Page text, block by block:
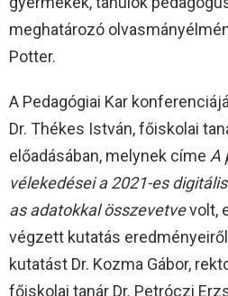
meghatározó
Potter.
A Pedagógiai Kar
Dr. Thékes István, főiskolai
előadásában, melynek címe A
vélekedései a 2021-es
as adatokkal összevetvevolt,
végzett kutatás
kutatást Dr. Kozma Gábor,
főiskolai tanár Dr. Petróczi